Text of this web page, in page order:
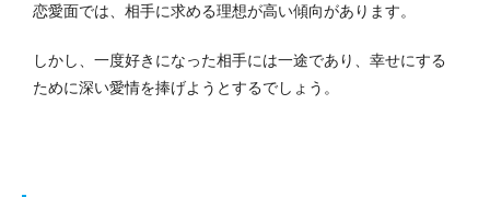
恋愛面では、相手に求める理想が高い傾向があります。
しかし、一度好きになった相手には一途であり、幸せにする
ために深い愛情を捧げようとするでしょう。